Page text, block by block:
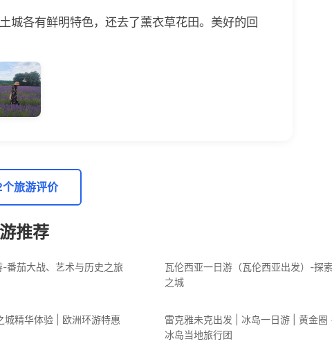
城各有鲜明特色，还去了薰衣草花田。美好的回
旅游评价
推荐
-番茄大战、艺术与历史之旅
瓦伦西亚一日游（瓦伦西亚出发）-探
之城
城精华体验 | 欧洲环游特惠
雷克雅未克出发 | 冰岛一日游 | 黄金圈
冰岛当地旅行团